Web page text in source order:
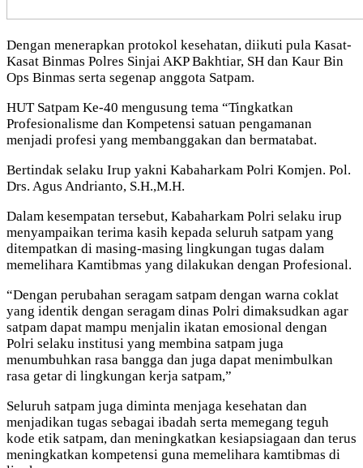
Dengan menerapkan protokol kesehatan, diikuti pula Kasat-
Kasat Binmas Polres Sinjai AKP Bakhtiar, SH dan Kaur Bin
Ops Binmas serta segenap anggota Satpam.
HUT Satpam Ke-40 mengusung tema “Tingkatkan
Profesionalisme dan Kompetensi satuan pengamanan
menjadi profesi yang membanggakan dan bermatabat.
Bertindak selaku Irup yakni Kabaharkam Polri Komjen. Pol.
Drs. Agus Andrianto, S.H.,M.H.
Dalam kesempatan tersebut, Kabaharkam Polri selaku irup
menyampaikan terima kasih kepada seluruh satpam yang
ditempatkan di masing-masing lingkungan tugas dalam
memelihara Kamtibmas yang dilakukan dengan Profesional.
“Dengan perubahan seragam satpam dengan warna coklat
yang identik dengan seragam dinas Polri dimaksudkan agar
satpam dapat mampu menjalin ikatan emosional dengan
Polri selaku institusi yang membina satpam juga
menumbuhkan rasa bangga dan juga dapat menimbulkan
rasa getar di lingkungan kerja satpam,”
Seluruh satpam juga diminta menjaga kesehatan dan
menjadikan tugas sebagai ibadah serta memegang teguh
kode etik satpam, dan meningkatkan kesiapsiagaan dan terus
meningkatkan kompetensi guna memelihara kamtibmas di